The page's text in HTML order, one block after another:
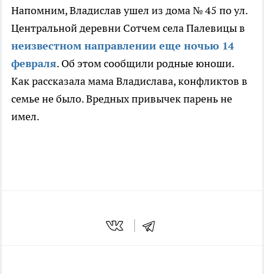
Напомним, Владислав ушел из дома № 45 по ул.
Центральной деревни Сотчем села Палевицы в
неизвестном направлении еще ночью 14
февраля. Об этом сообщили родные юноши.
Как рассказала мама Владислава, конфликтов в
семье не было. Вредных привычек парень не
имел.